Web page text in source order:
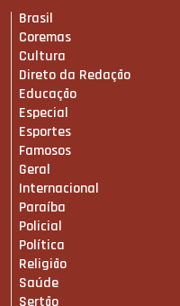
Brasil
Coremas
Cultura
Direto da Redação
Educação
Especial
Esportes
Famosos
Geral
Internacional
Paraíba
Policial
Política
Religião
Saúde
Sertão